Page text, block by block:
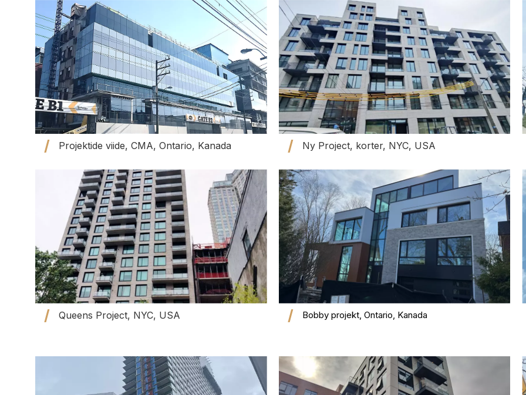
Projektide viide, CMA, Ontario, Kanada Ny Project, korter, NYC, USA
Queens Project, NYC, USA Bobby projekt, Ontario, Kanada